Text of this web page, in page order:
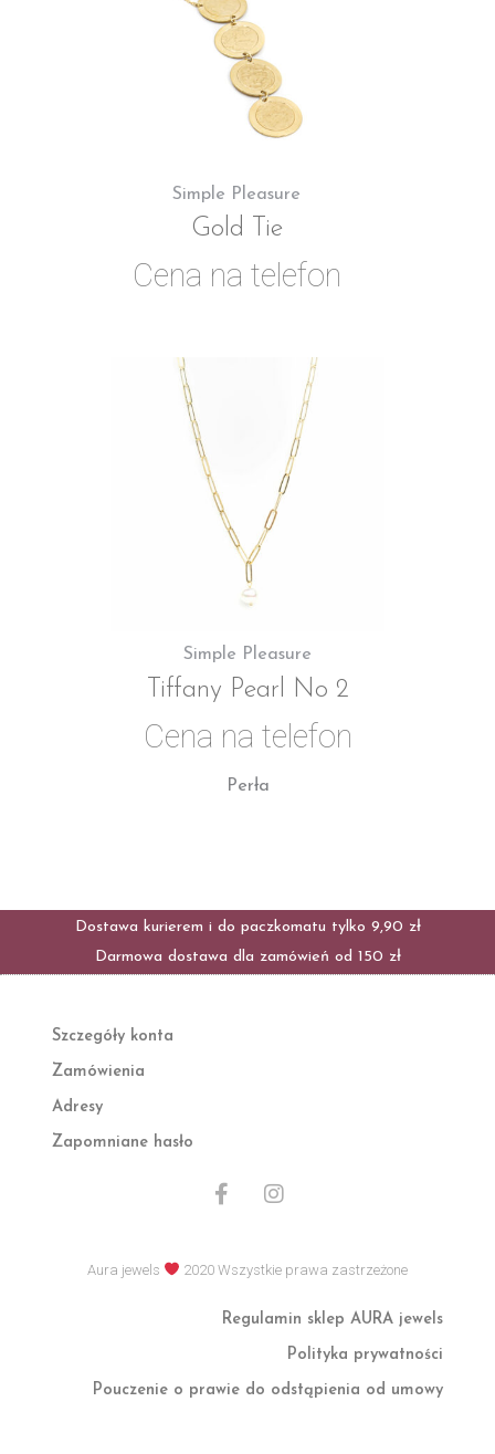
Simple Pleasure
Gold Tie
Cena na telefon
Simple Pleasure
Tiffany Pearl No 2
Cena na telefon
Perła
Dostawa kurierem i do paczkomatu tylko 9,90 zł
Darmowa dostawa dla zamówień od 150 zł
Szczegóły konta
Zamówienia
Adresy
Zapomniane hasło
F
e
b
o
f
I
t
a
r
Aura jewels 2020 Wszystkie prawa zastrzeżone
Regulamin sklep AURA jewels
Polityka prywatności
Pouczenie o prawie do odstąpienia od umowy